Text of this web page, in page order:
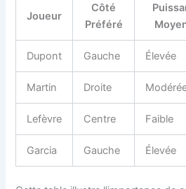
Joueur
Côté
Préféré
Dupont Gauche Élevée
Martin Droite
Lefèvre Centre Faible
Garcia Gauche Élevée